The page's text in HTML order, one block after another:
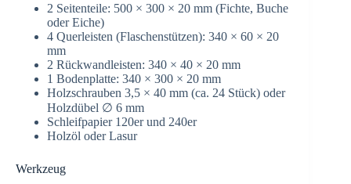
2 Seitenteile: 500 × 300 × 20 mm (Fichte, Buche
oder Eiche)
4 Querleisten (Flaschenstützen): 340 × 60 × 20
mm
2 Rückwandleisten: 340 × 40 × 20 mm
1 Bodenplatte: 340 × 300 × 20 mm
Holzschrauben 3,5 × 40 mm (ca. 24 Stück) oder
Holzdübel ∅ 6 mm
Schleifpapier 120er und 240er
Holzöl oder Lasur
Werkzeug